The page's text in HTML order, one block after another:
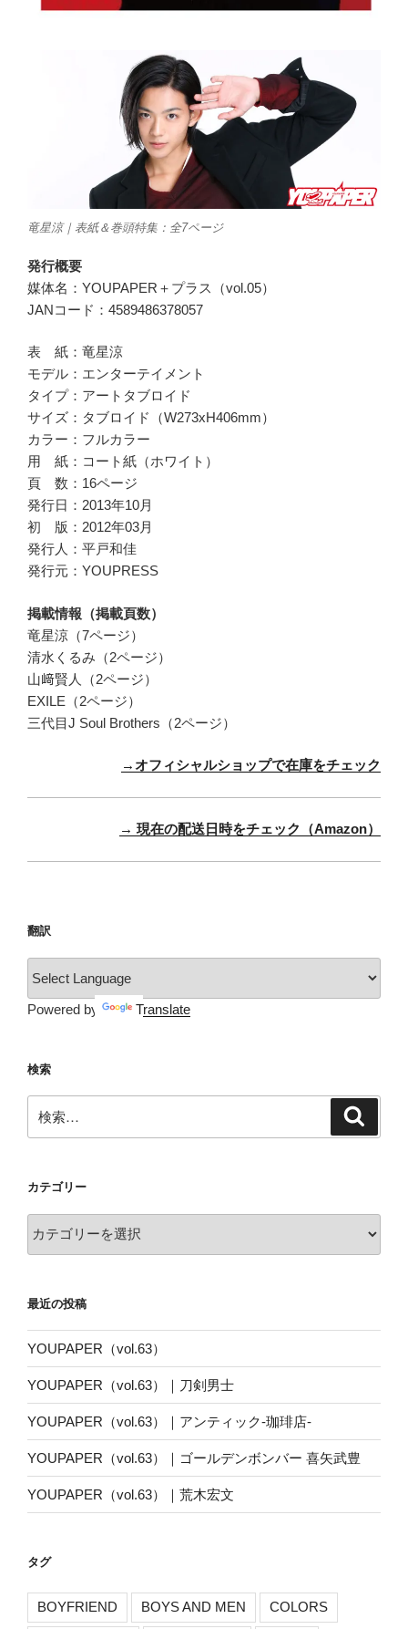
竜星涼｜表紙＆巻頭特集：全7ページ
発行概要
媒体名：YOUPAPER＋プラス（vol.05）
JANコード：4589486378057
表 紙：竜星涼
モデル：エンターテイメント
タイプ：アートタブロイド
サイズ：タブロイド（W273xH406mm）
カラー：フルカラー
用 紙：コート紙（ホワイト）
頁 数：16ページ
発行日：2013年10月
初 版：2012年03月
発行人：平戸和佳
発行元：YOUPRESS
掲載情報（掲載頁数）
竜星涼（7ページ）
清水くるみ（2ページ）
山﨑賢人（2ページ）
EXILE（2ページ）
三代目J Soul Brothers（2ページ）
→オフィシャルショップで在庫をチェック
→ 現在の配送日時をチェック（Amazon）
翻訳
Powered by Translate
検索
索:
カテゴリー
テ
ー
最近の投稿
YOUPAPER（vol.63）
YOUPAPER（vol.63）｜刀剣男士
YOUPAPER（vol.63）｜アンティック-珈琲店-
YOUPAPER（vol.63）｜ゴールデンボンバー 喜矢武豊
YOUPAPER（vol.63）｜荒木宏文
タグ
BOYFRIEND BOYS AND MEN COLORS